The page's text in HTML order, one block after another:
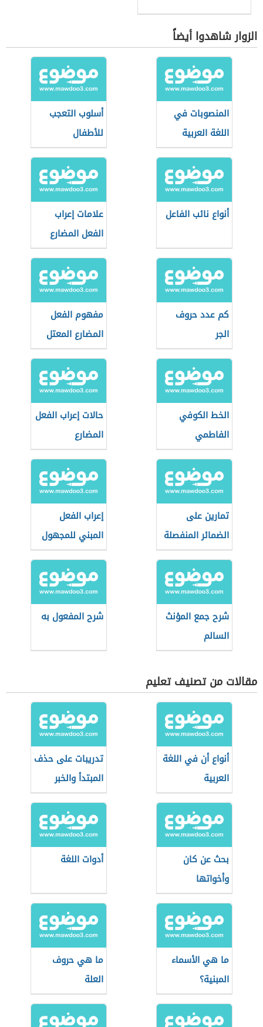
الزوار شاهدوا أيضاً
المنصوبات في
اللغة العربية
أسلوب التعجب
للأطفال
أنواع نائب الفاعل
علامات إعراب
الفعل المضارع
كم عدد حروف
الجر
مفهوم الفعل
المضارع المعتل
الخط الكوفي
الفاطمي
حالات إعراب الفعل
المضارع
تمارين على
الضمائر المنفصلة
إعراب الفعل
المبني للمجهول
شرح جمع المؤنث
السالم
شرح المفعول به
مقالات من تصنيف تعليم
أنواع أن في اللغة
العربية
تدريبات على حذف
المبتدأ والخبر
بحث عن كان
وأخواتها
أدوات اللغة
ما هي الأسماء
المبنية؟
ما هي حروف
العلة